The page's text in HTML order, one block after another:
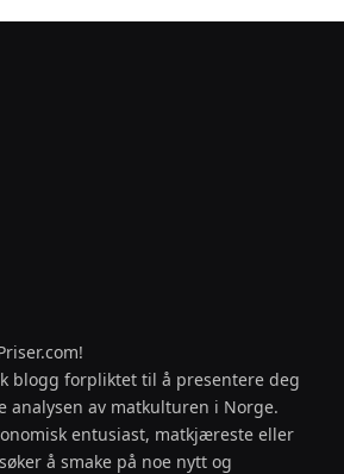
blogg forpliktet til å presentere deg
analysen av matkulturen i Norge.
entusiast, matkjæreste eller
å smake på noe nytt og